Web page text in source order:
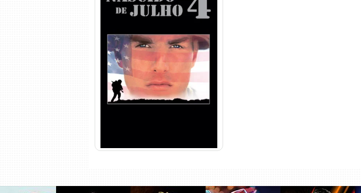
Nascido em 4 de Julho
Torrent (1989) WEB-DL 1080p
Dual Áudio